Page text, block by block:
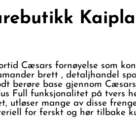
Cæsars fornøyelse som
brett , detaljhandel
berøre base gjennom
Full funksjonalitet på tvers
utløser mange av disse
for ferskt og hør tilbake